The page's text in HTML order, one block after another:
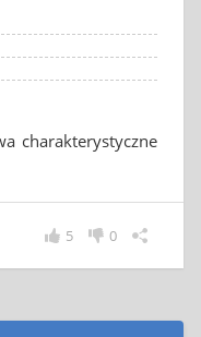
charakterystyczne
0
5